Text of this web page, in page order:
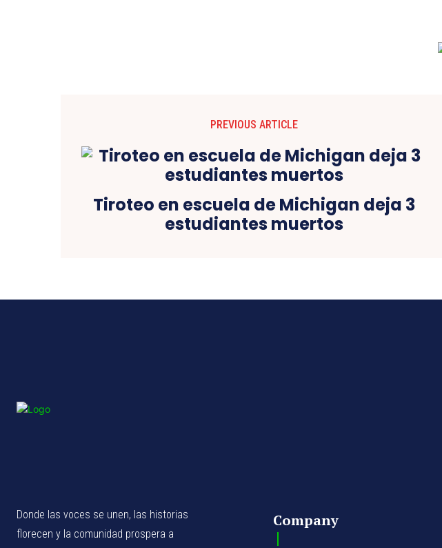
PREVIOUS ARTICLE
Tiroteo en escuela de Michigan deja 3
estudiantes muertos
Donde las voces se unen, las historias
florecen y la comunidad prospera a
Company